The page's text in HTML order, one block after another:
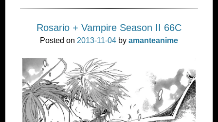
Rosario + Vampire Season II 66C
Posted on 2013-11-04 byamanteanime